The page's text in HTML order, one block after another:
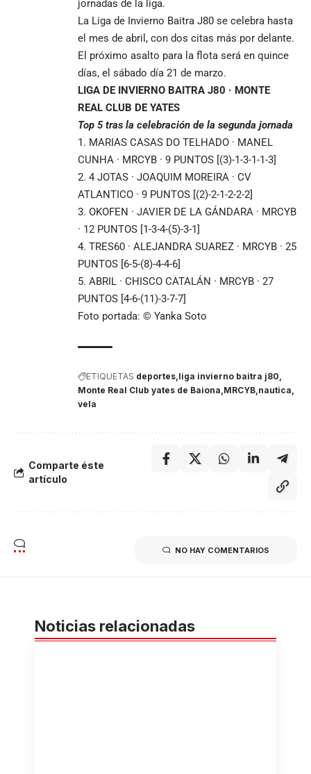
jornadas de la liga.
La Liga de Invierno Baitra J80 se celebra hasta
el mes de abril, con dos citas más por delante.
El próximo asalto para la flota será en quince
días, el sábado día 21 de marzo.
LIGA DE INVIERNO BAITRA J80 · MONTE
REAL CLUB DE YATES
Top 5 tras la celebración de la segunda jornada
1. MARIAS CASAS DO TELHADO · MANEL
CUNHA · MRCYB · 9 PUNTOS [(3)-1-3-1-1-3]
2. 4 JOTAS · JOAQUIM MOREIRA · CV
ATLANTICO · 9 PUNTOS [(2)-2-1-2-2-2]
3. OKOFEN · JAVIER DE LA GÁNDARA · MRCYB
· 12 PUNTOS [1-3-4-(5)-3-1]
4. TRES60 · ALEJANDRA SUAREZ · MRCYB · 25
PUNTOS [6-5-(8)-4-4-6]
5. ABRIL · CHISCO CATALÁN · MRCYB · 27
PUNTOS [4-6-(11)-3-7-7]
Foto portada: © Yanka Soto
ETIQUETAS deportes liga invierno baitra j80
Monte Real Club yates de Baiona MRCYB nautica
vela
Comparte éste
artículo
NO HAY COMENTARIOS
Noticias relacionadas